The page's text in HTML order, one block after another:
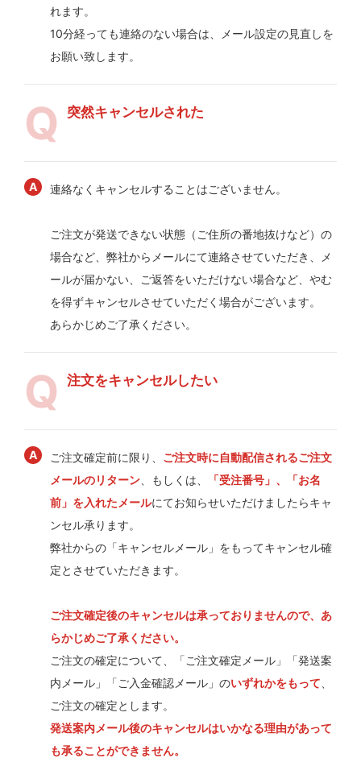
れます。
10分経っても連絡のない場合は、メール設定の見直しを
お願い致します。
突然キャンセルされた
連絡なくキャンセルすることはございません。
ご注文が発送できない状態（ご住所の番地抜けなど）の
場合など、弊社からメールにて連絡させていただき、メ
ールが届かない、ご返答をいただけない場合など、やむ
を得ずキャンセルさせていただく場合がございます。
あらかじめご了承ください。
注文をキャンセルしたい
ご注文確定前に限り、 ご注文時に自動配信されるご注文
メールのリターン 、もしくは、
「受注番号」、「お名
前」を入れたメールにてお知らせいただけましたらキャ
ンセル承ります。
弊社からの「キャンセルメール」をもってキャンセル確
定とさせていただきます。
ご注文確定後のキャンセルは承っておりませんので、あ
らかじめご了承ください。
ご注文の確定について、「ご注文確定メール」「発送案
内メール」「ご入金確認メール」のいずれかをもって
ご注文の確定とします。
発送案内メール後のキャンセルはいかなる理由があって
も承ることができません。